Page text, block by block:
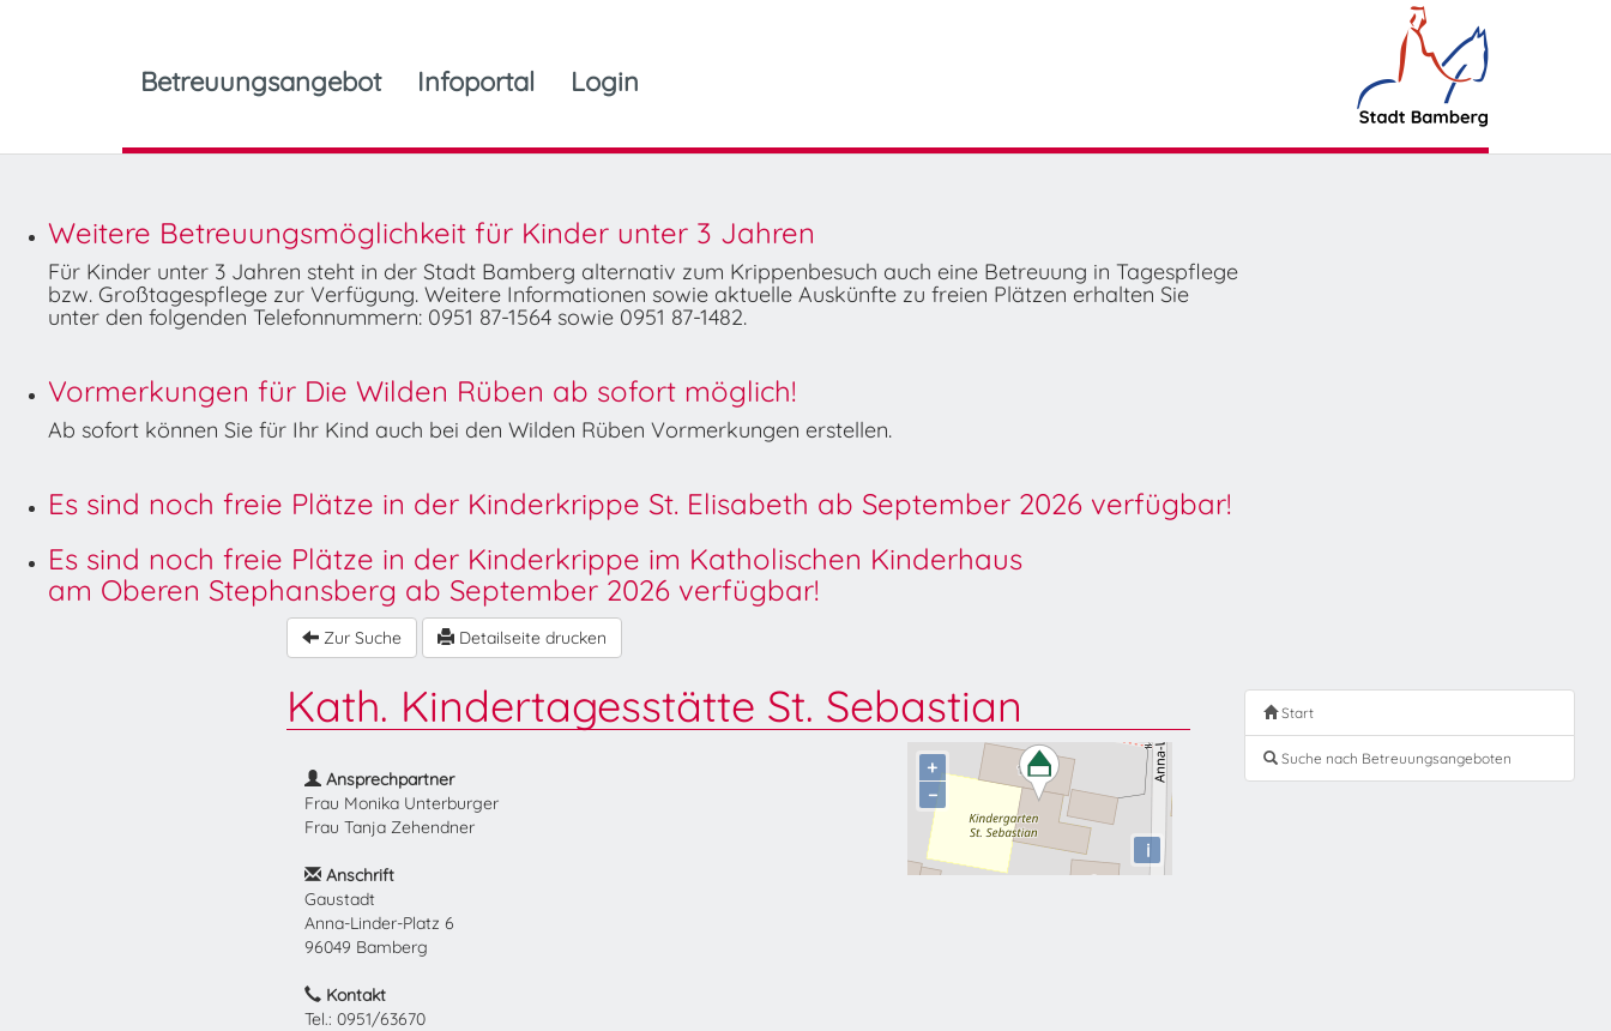
Betreuungsangebot Infoportal Login
Weitere Betreuungsmöglichkeit für Kinder unter 3 Jahren
Für Kinder unter 3 Jahren steht in der Stadt Bamberg alternativ zum Krippenbesuch auch eine Betreuung in Tagespflege
bzw. Großtagespflege zur Verfügung. Weitere Informationen sowie aktuelle Auskünfte zu freien Plätzen erhalten Sie
unter den folgenden Telefonnummern: 0951 87-1564 sowie 0951 87-1482.
Vormerkungen für Die Wilden Rüben ab sofort möglich!
Ab sofort können Sie für Ihr Kind auch bei den Wilden Rüben Vormerkungen erstellen.
Es sind noch freie Plätze in der Kinderkrippe St. Elisabeth ab September 2026 verfügbar!
Es sind noch freie Plätze in der Kinderkrippe im Katholischen Kinderhaus
am Oberen Stephansberg ab September 2026 verfügbar!
Zur Suche Detailseite drucken
Kath. Kindertagesstätte St. Sebastian
Ansprechpartner
Frau Monika Unterburger
Frau Tanja Zehendner
Anschrift
Gaustadt
Anna-Linder-Platz 6
96049 Bamberg
Kontakt
Tel.: 0951/63670
+
−
i
Start
Suche nach Betreuungsangeboten